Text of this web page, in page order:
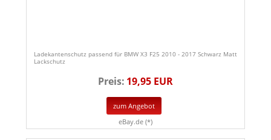
Ladekantenschutz passend für BMW X3 F25 2010 - 2017 Schwarz Matt
Lackschutz
Preis: 19,95 EUR
zum Angebot
eBay.de (*)